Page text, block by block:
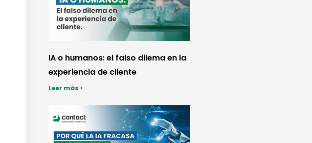
IA o humanos: el falso dilema en la
experiencia de cliente
Leer más >